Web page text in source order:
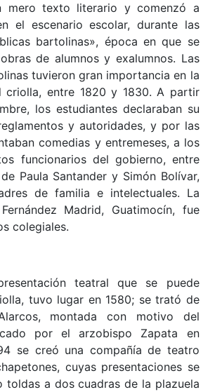
mero texto literario y comenzó a
el escenario escolar, durante las
bartolinas», época en que se
de alumnos y exalumnos. Las
tuvieron gran importancia en la
criolla, entre 1820 y 1830. A partir
los estudiantes declaraban su
y autoridades, y por las
comedias y entremeses, a los
funcionarios del gobierno, entre
Paula Santander y Simón Bolívar,
de familia e intelectuales. La
Madrid, Guatimocín, fue
colegiales.
teatral que se puede
tuvo lugar en 1580; se trató de
montada con motivo del
por el arzobispo Zapata en
se creó una compañía de teatro
cuyas presentaciones se
toldas a dos cuadras de la plazuela